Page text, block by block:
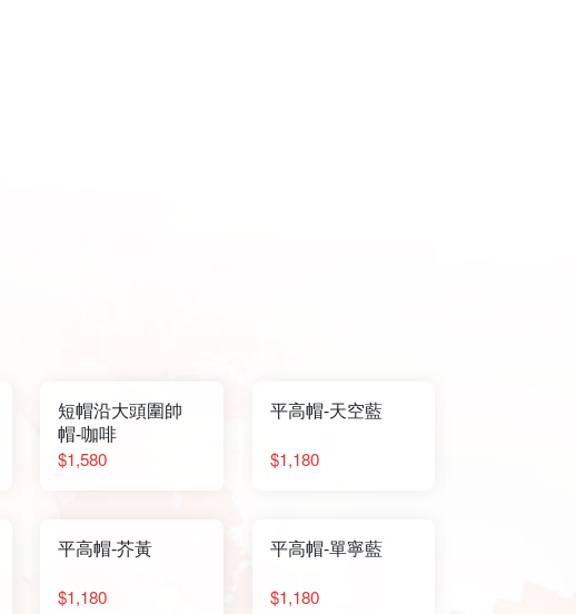
短帽沿大頭圍帥
帽-咖啡
$1,580
平高帽-天空藍
$1,180
平高帽-芥黃
$1,180
平高帽-單寧藍
$1,180